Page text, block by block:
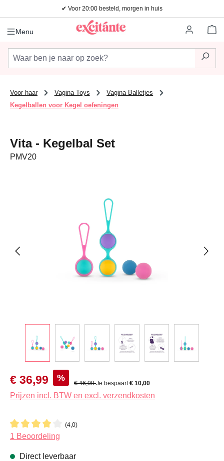
Ga naar de hoofdinhoud✔ Voor 20:00 besteld, morgen in huis
Menu
Voor haar Vagina Toys
Vagina Balletjes
Kegelballen voor Kegel oefeningen
Vita - Kegelbal Set
PMV20
Verkoopprijs:
€ 36,99 % Normale prijs:
€ 46,99Je bespaart€ 10,00
Prijzen incl. BTW en excl. verzendkosten
(4,0)
Gemiddelde waardering van 4 van 5 sterren
1 Beoordeling
Direct leverbaar